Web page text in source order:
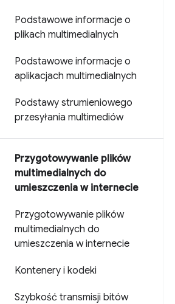
Podstawowe informacje o
plikach multimedialnych
Podstawowe informacje o
aplikacjach multimedialnych
Podstawy strumieniowego
przesyłania multimediów
Przygotowywanie plików
multimedialnych do
umieszczenia w internecie
Przygotowywanie plików
multimedialnych do
umieszczenia w internecie
Kontenery i kodeki
Szybkość transmisji bitów